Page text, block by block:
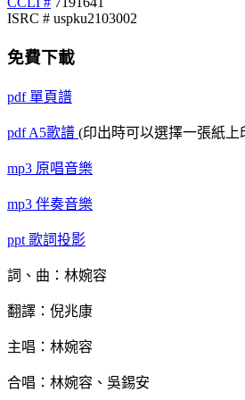
ISRC # uspku2103002
免費下載
pdf 單頁譜
pdfA5歌譜 (印出時可以選擇一張紙
mp3 原唱音樂
mp3 伴奏音樂
ppt 歌詞投影
詞、曲：林婉容
翻譯：倪兆康
主唱：林婉容
合唱：林婉容、吳錫安